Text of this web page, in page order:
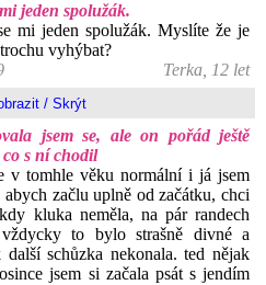
jeden spolužák.
mi jeden spolužák. Myslíte že je
vyhýbat?
Terka, 12 let
jsem se, ale on pořád ještě
s ní chodil
v tomhle věku normální i já jsem
začlu uplně od začátku, chci
kluka neměla, na pár randech
to bylo strašně divné a
další schůzka nekonala. ted nějak
jsem si začala psát s jendím